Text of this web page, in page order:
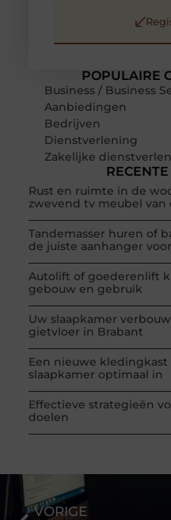
POPULAIRE
Business / Business
Aanbiedingen
Bedrijven
Dienstverlening
Zakelijke
Rust en ruimte in de
zwevend tv meubel van
Tandemasser huren of
de juiste aanhanger
Autolift of goederenlift
gebouw en gebruik
Uw slaapkamer
gietvloer in Brabant
Een nieuwe
slaapkamer optimaal in
Effectieve strategieën
doelen
VORIGE